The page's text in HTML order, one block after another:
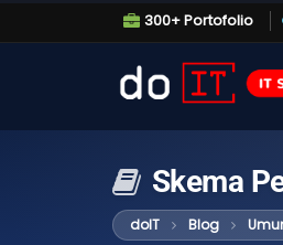
300+ Portofolio
Skema
doIT Blog